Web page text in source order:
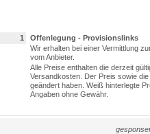
1
Offenlegung - Provisionslinks
Wir erhalten bei einer Vermittlung
vom Anbieter.
Alle Preise enthalten die derzeit
Versandkosten. Der Preis sowie
geändert haben. Weiß hinterlegte
Angaben ohne Gewähr.